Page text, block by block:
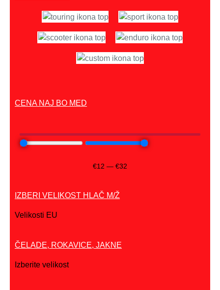
CENA NAJ BO MED
€12 — €32
IZBERI VELIKOST HLAČ M/Ž
Velikosti EU
ČELADE, ROKAVICE, JAKNE
Izberite velikost